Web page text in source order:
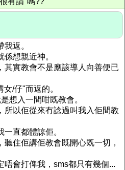
返。
想親近神。
其實教會不是應該導人向善便已
/仔"而返的。
想入一間咁既教會。
所以佢從來冇諗過叫我入佢間教
直都體諒佢。
住佢講佢教會既開心既一切，
唔會打俾我，sms都只有幾個...